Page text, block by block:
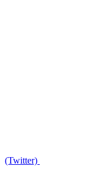
(Twitter)